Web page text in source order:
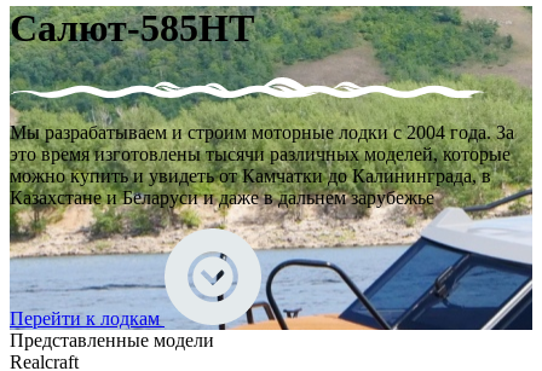
Салют-585HT
Мы разрабатываем и строим моторные лодки с 2004 года. За
это время изготовлены тысячи различных моделей, которые
можно купить и увидеть от Камчатки до Калининграда, в
Казахстане и Беларуси и даже в дальнем зарубежье
Перейти к лодкам
Представленные модели
Realcraft